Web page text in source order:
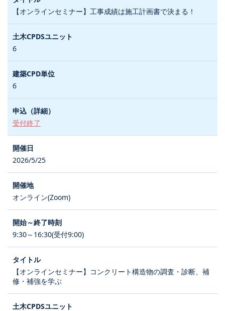
【オンラインセミナー】工事成績は施工計画書で決まる！
6
6
受付終了
2026/5/25
オンライン(Zoom)
9:30～16:30(受付9:00)
【オンラインセミナー】コンクリート構造物の調査・診断、補
修・補強を学ぶ